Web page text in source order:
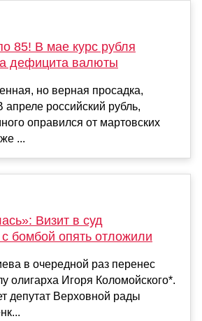
85! В мае курс рубля
дефицита валюты
но верная просадка,
апреле российский рубль,
оправился от мартовских
...
Визит в суд
бомбой опять отложили
в очередной раз перенес
олигарха Игоря Коломойского*.
депутат Верховной рады